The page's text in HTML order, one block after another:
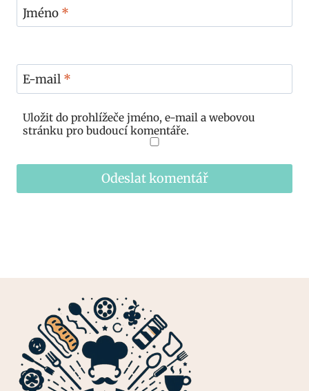
Jméno *
E-mail *
Uložit do prohlížeče jméno, e-mail a webovou
stránku pro budoucí komentáře.